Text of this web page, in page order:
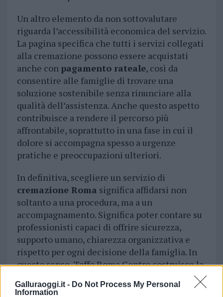
Galluraoggi.it - Do Not Process My Personal
Information
Un altro elemento da non sottovalutare
riguarda l’accessibilità economica del servizio.
La pagina specifica che tutti i servizi collegati
alla cremazione possono essere acquistati
anche con pagamento rateale, così da
consentire alle famiglie di trovare una
soluzione sostenibile senza rinunciare alla
qualità dell’assistenza. Anche questo aspetto
contribuisce a rendere il percorso più
affrontabile, soprattutto in una fase in cui il
dolore si accompagna spesso a urgenze
pratiche e preoccupazioni ulteriori.
In definitiva, scegliere un servizio di
cremazione Roma significa affidarsi non
soltanto a una procedura, ma a un
accompagnamento. Significa poter contare su
professionisti capaci di offrire sicurezza,
supporto umano, chiarezza organizzativa e
rispetto per ogni decisione della famiglia. In
questo senso, Taffo Roma Centro costruisce la
propria proposta proprio su questi elementi:
un servizio certificato, la possibilità di